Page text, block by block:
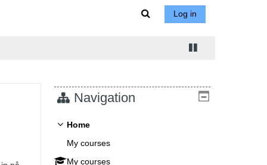
Toggle search input
Log in
Navigation
Home
My courses
My courses